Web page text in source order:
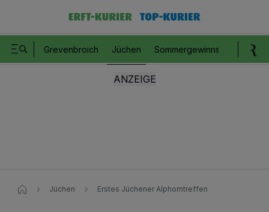
Grevenbroich Jüchen Sommergewinnspiel
Jüchen Erstes Jüchener Alphorntreffen